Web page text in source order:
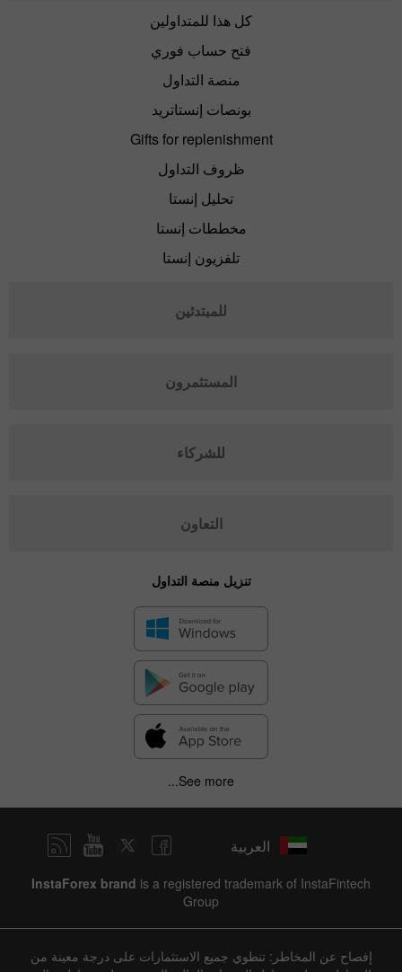
Hide chart
/
3 years
/
4 years
Actual
Forecast
Previous
|
كل هذا للمتداولين
فتح حساب فوري
منصة التداول
بونصات إنستاتريد
Gifts for replenishment
ظروف التداول
تحليل إنستا
مخططات إنستا
تلفزيون إنستا
للمبتدئين
المستثمرون
للشركاء
التعاون
تنزيل منصة التداول
See more...
العربية
InstaForex brand is a registered trademark of InstaFintech
Group
إفصاح عن المخاطر: تنطوي جميع الاستثمارات على درجة معينة من